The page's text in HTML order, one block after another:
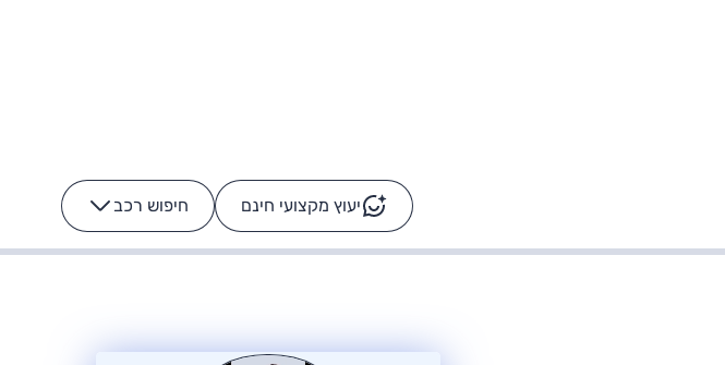
יעוץ מקצועי חינם חיפוש רכב -
רכבי הסלבס: על מה נוסע
הרכב לא מתקלקל. המסך
כן